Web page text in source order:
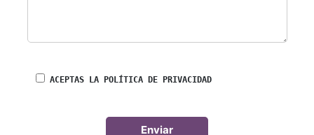
ACEPTAS LA POLÍTICA DE PRIVACIDAD